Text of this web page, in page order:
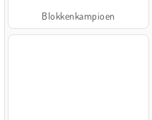
Blokkenkampioen